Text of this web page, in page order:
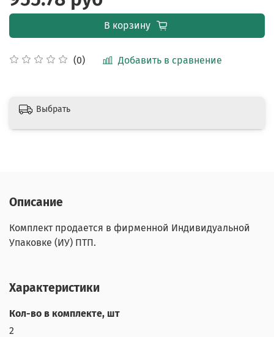
(0) Добавить в сравнение
В корзину
Выбрать
Описание
Комплект продается в фирменной Индивидуальной
Упаковке (ИУ) ПТП.
Характеристики
Кол-во в комплекте, шт
2